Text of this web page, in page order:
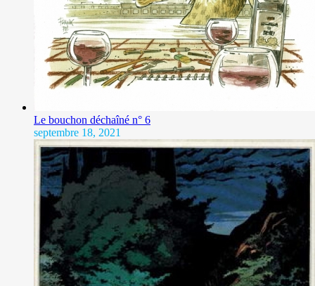
Le bouchon déchaîné n° 6
septembre 18, 2021